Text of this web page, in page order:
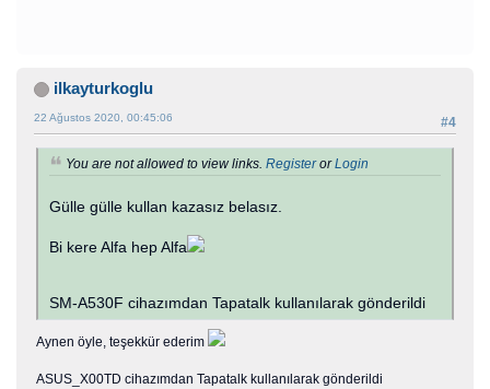
ilkayturkoglu
#4
22 Ağustos 2020, 00:45:06
You are not allowed to view links. RegisterorLogin
Gülle gülle kullan kazasız belasız.
Bi kere Alfa hep Alfa
SM-A530F cihazımdan Tapatalk kullanılarak gönderildi
Aynen öyle, teşekkür ederim
ASUS_X00TD cihazımdan Tapatalk kullanılarak gönderildi